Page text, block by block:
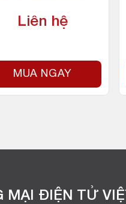
Liên hệ
MUA NGAY
MẠI ĐIỆN TỬ